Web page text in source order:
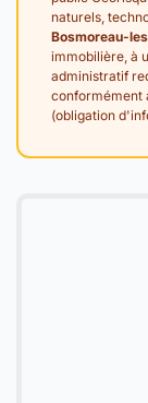
naturels,
Bosmoreau-
immobilière, à
administratif
conformément
(obligation